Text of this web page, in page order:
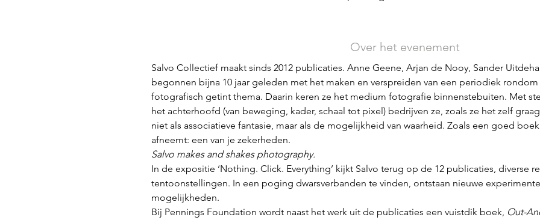
Over het evenement
Salvo Collectief maakt sinds 2012 publicaties. Anne Geene, Arjan de Nooy, Sander
begonnen bijna 10 jaar geleden met het maken en verspreiden van een periodiek
fotografisch getint thema. Daarin keren ze het medium fotografie binnenstebuiten. Met
het achterhoofd (van beweging, kader, schaal tot pixel) bedrijven ze, zoals ze het zelf
niet als associatieve fantasie, maar als de mogelijkheid van waarheid. Zoals een goed
afneemt: een van je zekerheden.
Salvo makes and shakes photography.
In de expositie ‘Nothing. Click. Everything’ kijkt Salvo terug op de 12 publicaties, diverse
tentoonstellingen. In een poging dwarsverbanden te vinden, ontstaan nieuwe
mogelijkheden.
Bij Pennings Foundation wordt naast het werk uit de publicaties een vuistdik boek, Out-